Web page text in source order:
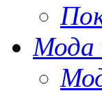
Мода